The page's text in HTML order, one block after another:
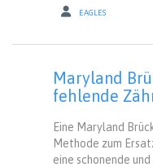
EAGLES
Maryland
fehlende
Eine Maryland
Methode zum
eine schonende